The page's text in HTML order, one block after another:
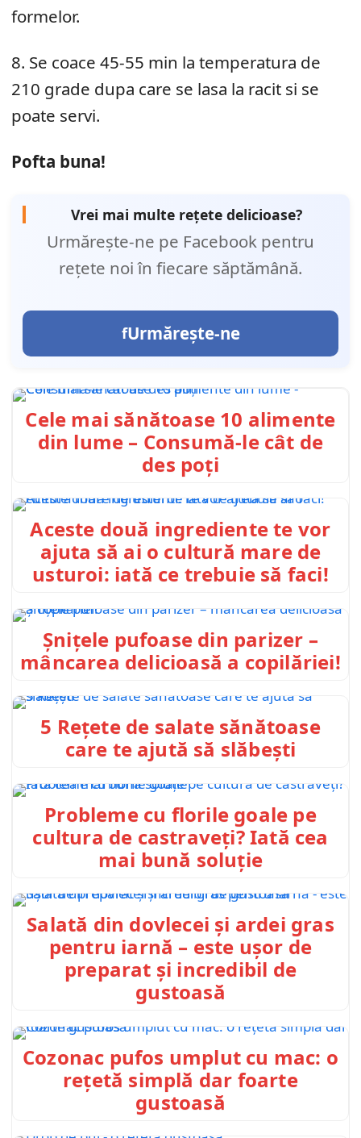
formelor.
8. Se coace 45-55 min la temperatura de
210 grade dupa care se lasa la racit si se
poate servi.
Pofta buna!
Vrei mai multe rețete delicioase?
Urmărește-ne pe Facebook pentru
rețete noi în fiecare săptămână.
Urmărește-ne
Cele mai sănătoase 10 alimente
din lume – Consumă-le cât de
des poți
Aceste două ingrediente te vor
ajuta să ai o cultură mare de
usturoi: iată ce trebuie să faci!
Șnițele pufoase din parizer –
mâncarea delicioasă a copilăriei!
5 Rețete de salate sănătoase
care te ajută să slăbești
Probleme cu florile goale pe
cultura de castraveți? Iată cea
mai bună soluție
Salată din dovlecei și ardei gras
pentru iarnă – este ușor de
preparat și incredibil de
gustoasă
Cozonac pufos umplut cu mac: o
rețetă simplă dar foarte
gustoasă